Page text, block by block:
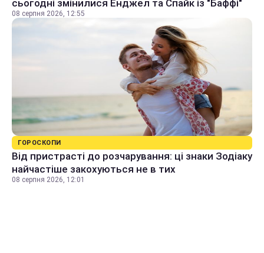
сьогодні змінилися Енджел та Спайк із "Баффі"
08 серпня 2026, 12:55
ГОРОСКОПИ
Від пристрасті до розчарування: ці знаки Зодіаку
найчастіше закохуються не в тих
08 серпня 2026, 12:01